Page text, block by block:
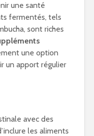
une santé
fermentés, tels
sont riches
une option
un apport régulier
avec des
les aliments